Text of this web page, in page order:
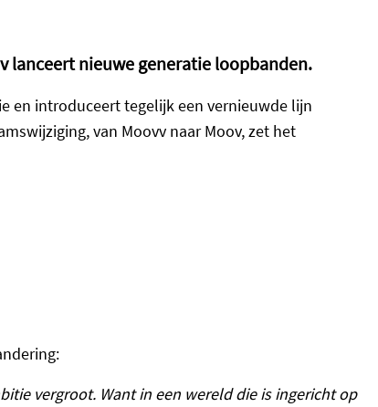
lanceert nieuwe generatie loopbanden.
en introduceert tegelijk een vernieuwde lijn
van Moovv naar Moov, zet het
vergroot. Want in een wereld die is ingericht op